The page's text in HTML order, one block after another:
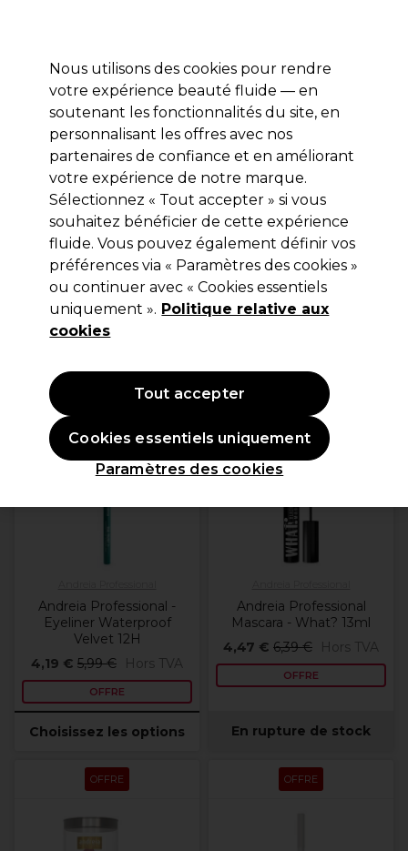
Se connecter
Marques Bons plans Coiffure Electro et Matériel
Livraison et délais
lire la suite
Beauté Maquillage et accessoires Yeux
Yeux
Filters
Plus de
couleurs
Andreia Professional -
Eyeliner Waterproof
Velvet 12H
4,19 € 5,99 € Hors TVA
OFFRE
Choisissez les options
OFFRE
Andreia Professional
Mascara - What? 13ml
4,47 € 6,39 € Hors TVA
OFFRE
En rupture de stock
OFFRE OFFRE
Nous utilisons des cookies pour rendre
votre expérience beauté fluide — en
soutenant les fonctionnalités du site, en
personnalisant les offres avec nos
partenaires de confiance et en améliorant
votre expérience de notre marque.
Sélectionnez « Tout accepter » si vous
souhaitez bénéficier de cette expérience
fluide. Vous pouvez également définir vos
préférences via « Paramètres des cookies »
ou continuer avec « Cookies essentiels
uniquement ». Politique relative aux
cookies
Paramètres des cookies
Cookies essentiels uniquement
Tout accepter